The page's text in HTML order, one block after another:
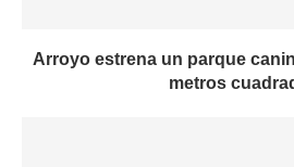
Arroyo estrena un parque
metros